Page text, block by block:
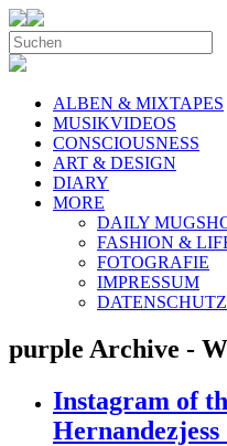
ALBEN & MIXTAPES
MUSIKVIDEOS
CONSCIOUSNESS
ART & DESIGN
DIARY
MORE
DAILY
FASHION &
FOTOGRAFIE
IMPRESSUM
DATENSCHUTZ
purple Archive -
Instagram of